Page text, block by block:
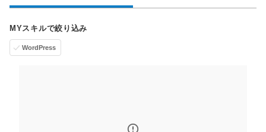
MYスキルで絞り込み
WordPress